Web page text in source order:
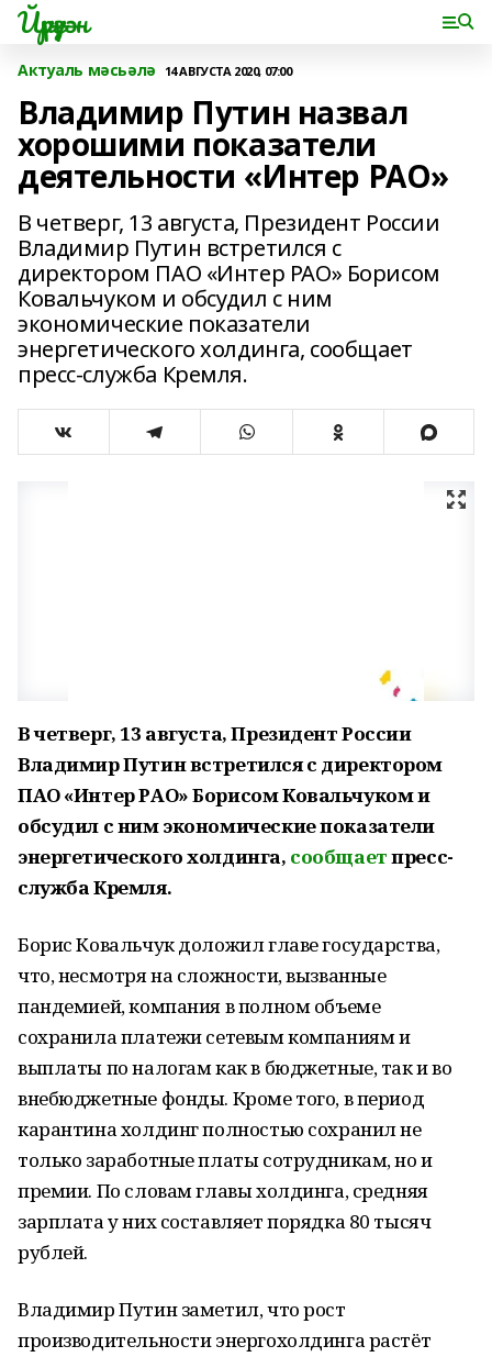
Йүрүҙән
Актуаль мәсьәлә 14 АВГУСТА 2020, 07:00
Владимир Путин назвал
хорошими показатели
деятельности «Интер РАО»
В четверг, 13 августа, Президент России
Владимир Путин встретился с
директором ПАО «Интер РАО» Борисом
Ковальчуком и обсудил с ним
экономические показатели
энергетического холдинга, сообщает
пресс-служба Кремля.
В четверг, 13 августа, Президент России
Владимир Путин встретился с директором
ПАО «Интер РАО» Борисом Ковальчуком и
обсудил с ним экономические показатели
энергетического холдинга, сообщаетпресс-
служба Кремля.
Борис Ковальчук доложил главе государства,
что, несмотря на сложности, вызванные
пандемией, компания в полном объеме
сохранила платежи сетевым компаниям и
выплаты по налогам как в бюджетные, так и во
внебюджетные фонды. Кроме того, в период
карантина холдинг полностью сохранил не
только заработные платы сотрудникам, но и
премии. По словам главы холдинга, средняя
зарплата у них составляет порядка 80 тысяч
рублей.
Владимир Путин заметил, что рост
производительности энергохолдинга растёт